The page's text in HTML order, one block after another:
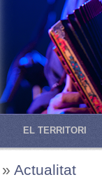
EL TERRITORI
» Actualitat